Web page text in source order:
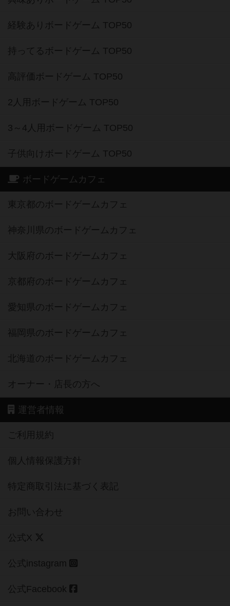
経験ありボードゲーム TOP50
持ってるボードゲーム TOP50
高評価ボードゲーム TOP50
2人用ボードゲーム TOP50
3～4人用ボードゲーム TOP50
子供向けボードゲーム TOP50
ボードゲームカフェ
東京都のボードゲームカフェ
神奈川県のボードゲームカフェ
大阪府のボードゲームカフェ
京都府のボードゲームカフェ
愛知県のボードゲームカフェ
福岡県のボードゲームカフェ
北海道のボードゲームカフェ
オーナー・店長の方へ
運営者情報
ご利用規約
個人情報保護方針
特定商取引法に基づく表記
お問い合わせ
公式X
公式instagram
公式Facebook